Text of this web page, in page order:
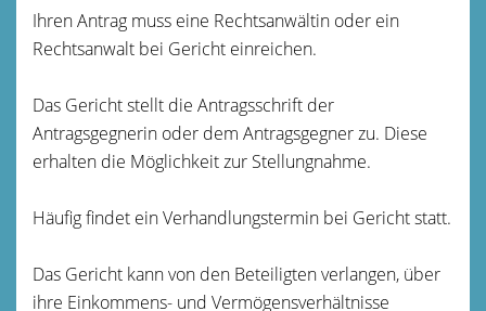
Ihren Antrag muss eine Rechtsanwältin oder ein
Rechtsanwalt bei Gericht einreichen.
Das Gericht stellt die Antragsschrift der
Antragsgegnerin oder dem Antragsgegner zu. Diese
erhalten die Möglichkeit zur Stellungnahme.
Häufig findet ein Verhandlungstermin bei Gericht statt.
Das Gericht kann von den Beteiligten verlangen, über
ihre Einkommens- und Vermögensverhältnisse